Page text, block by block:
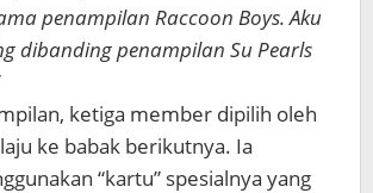
penampilan Raccoon Boys. Aku
dibanding penampilan Su Pearls
ketiga member dipilih oleh
ke babak berikutnya. Ia
“kartu” spesialnya yang